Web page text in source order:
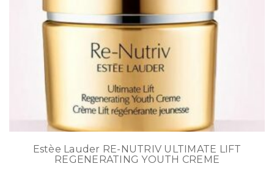
Estèe Lauder RE-NUTRIV ULTIMATE LIFT
REGENERATING YOUTH CREME